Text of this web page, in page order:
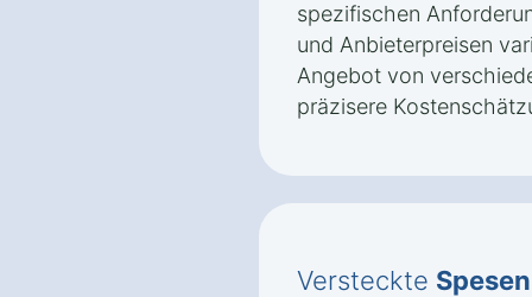
spezifischen
und Anbieterpreisen
Angebot von
präzisere
Versteckte Spesen